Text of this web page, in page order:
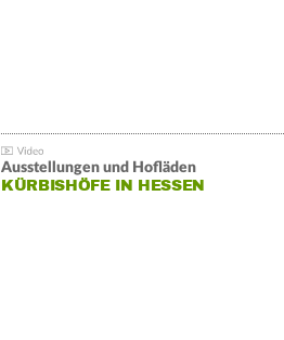
Ausstellungen und Hofläden
KÜRBISHÖFE IN HESSEN